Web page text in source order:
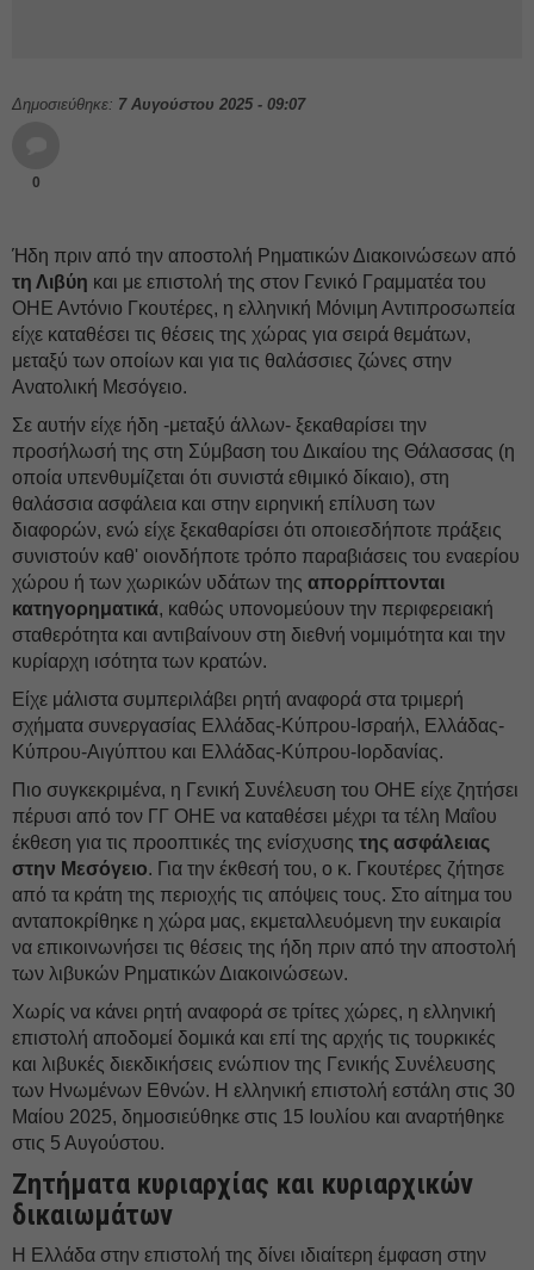
Δημοσιεύθηκε: 7 Αυγούστου 2025 - 09:07
0
Ήδη πριν από την αποστολή Ρηματικών Διακοινώσεων από
τη Λιβύη και με επιστολή της στον Γενικό Γραμματέα του
ΟΗΕ Αντόνιο Γκουτέρες, η ελληνική Μόνιμη Αντιπροσωπεία
είχε καταθέσει τις θέσεις της χώρας για σειρά θεμάτων,
μεταξύ των οποίων και για τις θαλάσσιες ζώνες στην
Ανατολική Μεσόγειο.
Σε αυτήν είχε ήδη -μεταξύ άλλων- ξεκαθαρίσει την
προσήλωσή της στη Σύμβαση του Δικαίου της Θάλασσας (η
οποία υπενθυμίζεται ότι συνιστά εθιμικό δίκαιο), στη
θαλάσσια ασφάλεια και στην ειρηνική επίλυση των
διαφορών, ενώ είχε ξεκαθαρίσει ότι οποιεσδήποτε πράξεις
συνιστούν καθ' οιονδήποτε τρόπο παραβιάσεις του εναερίου
χώρου ή των χωρικών υδάτων της απορρίπτονται
κατηγορηματικά, καθώς υπονομεύουν την περιφερειακή
σταθερότητα και αντιβαίνουν στη διεθνή νομιμότητα και την
κυρίαρχη ισότητα των κρατών.
Είχε μάλιστα συμπεριλάβει ρητή αναφορά στα τριμερή
σχήματα συνεργασίας Ελλάδας-Κύπρου-Ισραήλ, Ελλάδας-
Κύπρου-Αιγύπτου και Ελλάδας-Κύπρου-Ιορδανίας.
Πιο συγκεκριμένα, η Γενική Συνέλευση του ΟΗΕ είχε ζητήσει
πέρυσι από τον ΓΓ ΟΗΕ να καταθέσει μέχρι τα τέλη Μαΐου
έκθεση για τις προοπτικές της ενίσχυσης της ασφάλειας
στην Μεσόγειο. Για την έκθεσή του, ο κ. Γκουτέρες ζήτησε
από τα κράτη της περιοχής τις απόψεις τους. Στο αίτημα του
ανταποκρίθηκε η χώρα μας, εκμεταλλευόμενη την ευκαιρία
να επικοινωνήσει τις θέσεις της ήδη πριν από την αποστολή
των λιβυκών Ρηματικών Διακοινώσεων.
Χωρίς να κάνει ρητή αναφορά σε τρίτες χώρες, η ελληνική
επιστολή αποδομεί δομικά και επί της αρχής τις τουρκικές
και λιβυκές διεκδικήσεις ενώπιον της Γενικής Συνέλευσης
των Ηνωμένων Εθνών. Η ελληνική επιστολή εστάλη στις 30
Μαίου 2025, δημοσιεύθηκε στις 15 Ιουλίου και αναρτήθηκε
στις 5 Αυγούστου.
Ζητήματα κυριαρχίας και κυριαρχικών
δικαιωμάτων
Η Ελλάδα στην επιστολή της δίνει ιδιαίτερη έμφαση στην